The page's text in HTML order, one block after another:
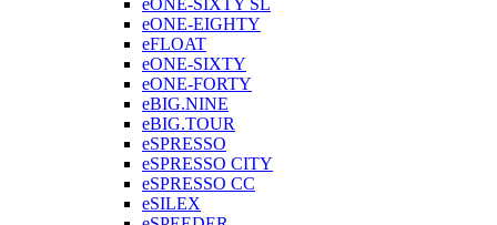
eONE-SIXTY SL
eONE-EIGHTY
eFLOAT
eONE-SIXTY
eONE-FORTY
eBIG.NINE
eBIG.TOUR
eSPRESSO
eSPRESSO CITY
eSPRESSO CC
eSILEX